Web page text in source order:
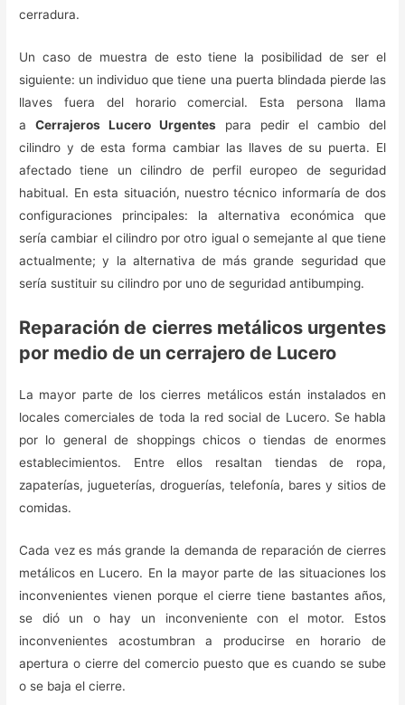
cerradura.
Un caso de muestra de esto tiene la posibilidad de ser el
siguiente: un individuo que tiene una puerta blindada pierde las
llaves fuera del horario comercial. Esta persona llama
aCerrajeros Lucero Urgentes para pedir el cambio del
cilindro y de esta forma cambiar las llaves de su puerta. El
afectado tiene un cilindro de perfil europeo de seguridad
habitual. En esta situación, nuestro técnico informaría de dos
configuraciones principales: la alternativa económica que
sería cambiar el cilindro por otro igual o semejante al que tiene
actualmente; y la alternativa de más grande seguridad que
sería sustituir su cilindro por uno de seguridad antibumping.
Reparación de cierres metálicos urgentes
por medio de un cerrajero de Lucero
La mayor parte de los cierres metálicos están instalados en
locales comerciales de toda la red social de Lucero. Se habla
por lo general de shoppings chicos o tiendas de enormes
establecimientos. Entre ellos resaltan tiendas de ropa,
zapaterías, jugueterías, droguerías, telefonía, bares y sitios de
comidas.
Cada vez es más grande la demanda de reparación de cierres
metálicos en Lucero. En la mayor parte de las situaciones los
inconvenientes vienen porque el cierre tiene bastantes años,
se dió un o hay un inconveniente con el motor. Estos
inconvenientes acostumbran a producirse en horario de
apertura o cierre del comercio puesto que es cuando se sube
o se baja el cierre.